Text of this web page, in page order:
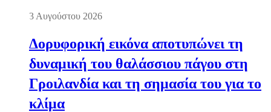
3 Αυγούστου 2026
Δορυφορική εικόνα αποτυπώνει τη
δυναμική του θαλάσσιου πάγου στη
Γροιλανδία και τη σημασία του για το
κλίμα